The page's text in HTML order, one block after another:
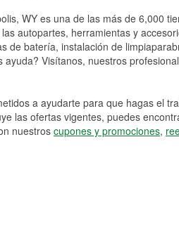
, WY es una de las más de 6,000
autopartes, herramientas y
de batería, instalación de
Visítanos, nuestros
a ayudarte para que hagas el
las ofertas vigentes, puedes
nuestros cupones y promociones,